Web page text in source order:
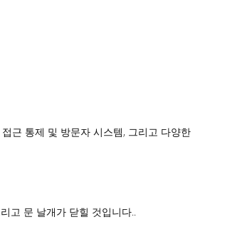
근 통제 및 방문자 시스템, 그리고 다양한
고 문 날개가 닫힐 것입니다..